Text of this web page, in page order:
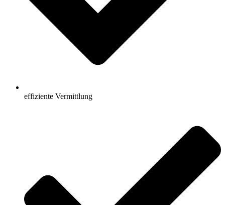
effiziente Vermittlung